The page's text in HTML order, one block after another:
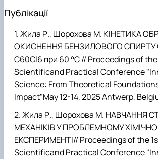
Публікації
Жила Р., Шорохова М. КІНЕТИКА
ОКИСНЕННЯ БЕНЗИЛОВОГО СПИРТУ
С60Cl6 при 60 °С // Proceedings of
Scientificand Practical Conference
Science: From Theoretical
Impact"May 12-14, 2025 Antwerp,
Жила Р., Шорохова М. НАВЧАННЯ
МЕХАНІКІВ У ПРОБЛЕМНОМУ
ЕКСПЕРИМЕНТІ// Proceedings of the
Scientificand Practical Conference